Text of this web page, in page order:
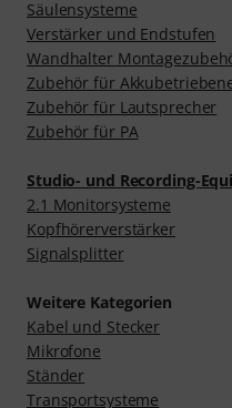
Säulensysteme
Verstärker und Endstufen
Wandhalter
Zubehör für
Zubehör für Lautsprecher
Zubehör für PA
Studio- und Recording-
2.1 Monitorsysteme
Kopfhörerverstärker
Signalsplitter
Weitere Kategorien
Kabel und Stecker
Mikrofone
Ständer
Transportsysteme